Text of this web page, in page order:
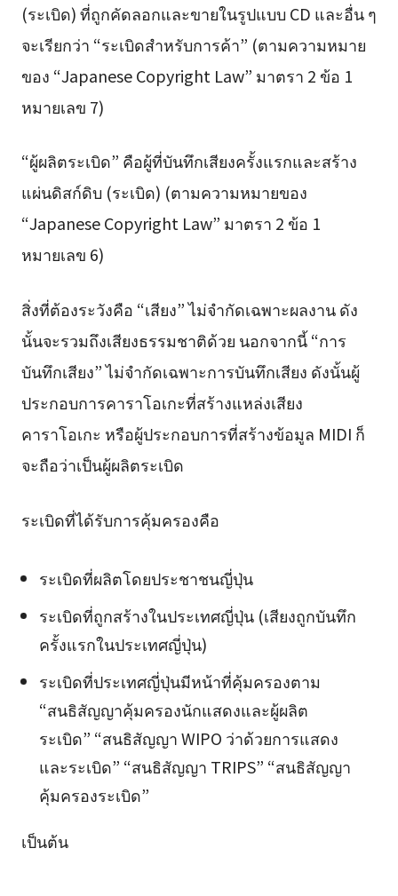
(ระเบิด) ที่ถูกคัดลอกและขายในรูปแบบ CD และอื่น ๆ
จะเรียกว่า “ระเบิดสำหรับการค้า” (ตามความหมาย
ของ “Japanese Copyright Law” มาตรา 2 ข้อ 1
หมายเลข 7)
“ผู้ผลิตระเบิด” คือผู้ที่บันทึกเสียงครั้งแรกและสร้าง
แผ่นดิสก์ดิบ (ระเบิด) (ตามความหมายของ
“Japanese Copyright Law” มาตรา 2 ข้อ 1
หมายเลข 6)
สิ่งที่ต้องระวังคือ “เสียง” ไม่จำกัดเฉพาะผลงาน ดัง
นั้นจะรวมถึงเสียงธรรมชาติด้วย นอกจากนี้ “การ
บันทึกเสียง” ไม่จำกัดเฉพาะการบันทึกเสียง ดังนั้นผู้
ประกอบการคาราโอเกะที่สร้างแหล่งเสียง
คาราโอเกะ หรือผู้ประกอบการที่สร้างข้อมูล MIDI ก็
จะถือว่าเป็นผู้ผลิตระเบิด
ระเบิดที่ได้รับการคุ้มครองคือ
ระเบิดที่ผลิตโดยประชาชนญี่ปุ่น
ระเบิดที่ถูกสร้างในประเทศญี่ปุ่น (เสียงถูกบันทึก
ครั้งแรกในประเทศญี่ปุ่น)
ระเบิดที่ประเทศญี่ปุ่นมีหน้าที่คุ้มครองตาม
“สนธิสัญญาคุ้มครองนักแสดงและผู้ผลิต
ระเบิด” “สนธิสัญญา WIPO ว่าด้วยการแสดง
และระเบิด” “สนธิสัญญา TRIPS” “สนธิสัญญา
คุ้มครองระเบิด”
เป็นต้น